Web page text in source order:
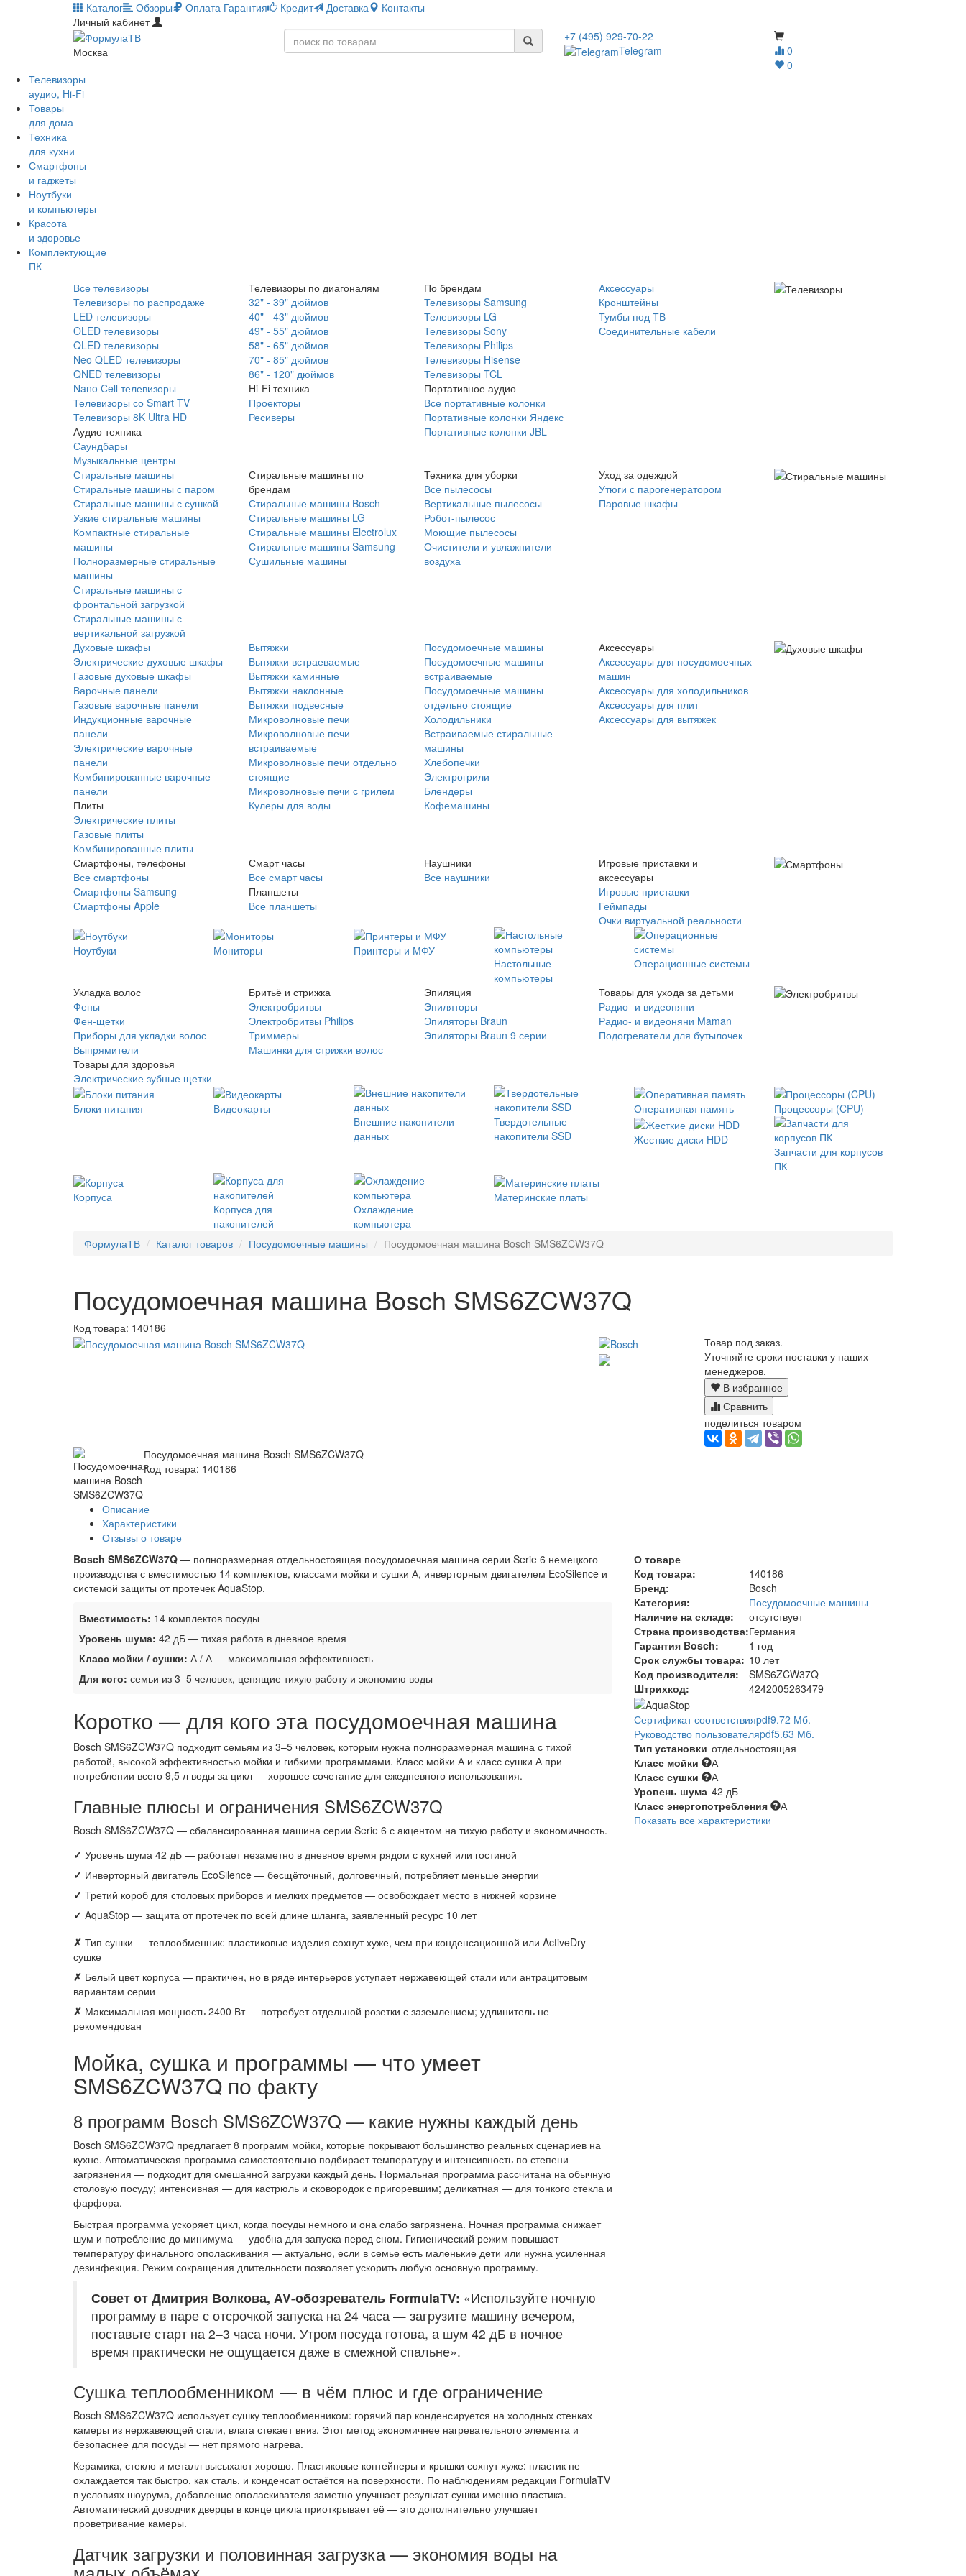
Каталог Обзоры Оплата Гарантия Кредит Доставка
Контакты
Личный кабинет
Москва
0
0
+7 (495) 929-70-22
Telegram
Телевизоры
аудио, Hi-Fi
Товары
для дома
Техника
для кухни
Смартфоны
и гаджеты
Ноутбуки
и компьютеры
Красота
и здоровье
Комплектующие
ПК
Все телевизоры
Телевизоры по распродаже
LED телевизоры
OLED телевизоры
QLED телевизоры
Neo QLED телевизоры
QNED телевизоры
Nano Cell телевизоры
Телевизоры со Smart TV
Телевизоры 8K Ultra HD
Аудио техника
Саундбары
Музыкальные центры
Телевизоры по диагоналям
32" - 39" дюймов
40" - 43" дюймов
49" - 55" дюймов
58" - 65" дюймов
70" - 85" дюймов
86" - 120" дюймов
Hi-Fi техника
Проекторы
Ресиверы
По брендам
Телевизоры Samsung
Телевизоры LG
Телевизоры Sony
Телевизоры Philips
Телевизоры Hisense
Телевизоры TCL
Портативное аудио
Все портативные колонки
Портативные колонки Яндекс
Портативные колонки JBL
Аксессуары
Кронштейны
Тумбы под ТВ
Соединительные кабели
Стиральные машины
Стиральные машины с паром
Стиральные машины с сушкой
Узкие стиральные машины
Компактные стиральные
машины
Полноразмерные стиральные
машины
Стиральные машины с
фронтальной загрузкой
Стиральные машины с
вертикальной загрузкой
Стиральные машины по
брендам
Стиральные машины Bosch
Стиральные машины LG
Стиральные машины Electrolux
Стиральные машины Samsung
Сушильные машины
Техника для уборки
Все пылесосы
Вертикальные пылесосы
Робот-пылесос
Моющие пылесосы
Очистители и увлажнители
воздуха
Уход за одеждой
Утюги с парогенератором
Паровые шкафы
Духовые шкафы
Электрические духовые шкафы
Газовые духовые шкафы
Варочные панели
Газовые варочные панели
Индукционные варочные
панели
Электрические варочные
панели
Комбинированные варочные
панели
Плиты
Электрические плиты
Газовые плиты
Комбинированные плиты
Вытяжки
Вытяжки встраеваемые
Вытяжки каминные
Вытяжки наклонные
Вытяжки подвесные
Микроволновые печи
Микроволновые печи
встраиваемые
Микроволновые печи отдельно
стоящие
Микроволновые печи с грилем
Кулеры для воды
Посудомоечные машины
Посудомоечные машины
встраиваемые
Посудомоечные машины
отдельно стоящие
Холодильники
Встраиваемые стиральные
машины
Хлебопечки
Электрогрили
Блендеры
Кофемашины
Аксессуары
Аксессуары для посудомоечных
машин
Аксессуары для холодильников
Аксессуары для плит
Аксессуары для вытяжек
Смартфоны, телефоны
Все смартфоны
Смартфоны Samsung
Смартфоны Apple
Смарт часы
Все смарт часы
Планшеты
Все планшеты
Наушники
Все наушники
Игровые приставки и
аксессуары
Игровые приставки
Геймпады
Очки виртуальной реальности
Ноутбуки Мониторы
Принтеры и МФУ
Настольные
компьютеры
Операционные системы
Укладка волос
Фены
Фен-щетки
Приборы для укладки волос
Выпрямители
Товары для здоровья
Электрические зубные щетки
Бритьё и стрижка
Электробритвы
Электробритвы Philips
Триммеры
Машинки для стрижки волос
Эпиляция
Эпиляторы
Эпиляторы Braun
Эпиляторы Braun 9 серии
Товары для ухода за детьми
Радио- и видеоняни
Радио- и видеоняни Maman
Подогреватели для бутылочек
Блоки питания
Видеокарты
Внешние накопители
данных
Твердотельные
накопители SSD
Оперативная память Процессоры (CPU)
Жесткие диски HDD
Запчасти для корпусов
ПК
Корпуса
Корпуса для
накопителей
Охлаждение
компьютера
Материнские платы
ФормулаТВ Каталог товаров Посудомоечные машины Посудомоечная машина Bosch SMS6ZCW37Q
Посудомоечная машина Bosch SMS6ZCW37Q
Код товара: 140186
Товар под заказ.
Уточняйте сроки поставки у наших
менеджеров.
В избранное
Сравнить
поделиться товаром
Посудомоечная машина Bosch SMS6ZCW37Q
Код товара: 140186
Описание
Характеристики
Отзывы о товаре
О товаре
Код товара:
140186
Бренд:
Bosch
Категория:
Посудомоечные машины
Наличие на складе:
отсутствует
Страна производства:Германия
Гарантия Bosch:
1 год
Срок службы товара: 10 лет
Код производителя:
SMS6ZCW37Q
Штрихкод:
4242005263479
Сертификат соответствияpdf9.72 Мб.
Руководство пользователяpdf5.63 Мб.
Тип установки отдельностоящая
Класс мойки
А
Класс сушки
А
Уровень шума 42 дБ
Класс энергопотребления
А
Показать все характеристики
Bosch SMS6ZCW37Q — полноразмерная отдельностоящая посудомоечная машина серии Serie 6 немецкого
производства с вместимостью 14 комплектов, классами мойки и сушки А, инверторным двигателем EcoSilence и
системой защиты от протечек AquaStop.
Вместимость: 14 комплектов посуды
Уровень шума: 42 дБ — тихая работа в дневное время
Класс мойки / сушки: А / А — максимальная эффективность
Для кого: семьи из 3–5 человек, ценящие тихую работу и экономию воды
Коротко — для кого эта посудомоечная машина
Bosch SMS6ZCW37Q подходит семьям из 3–5 человек, которым нужна полноразмерная машина с тихой
работой, высокой эффективностью мойки и гибкими программами. Класс мойки А и класс сушки А при
потреблении всего 9,5 л воды за цикл — хорошее сочетание для ежедневного использования.
Главные плюсы и ограничения SMS6ZCW37Q
Bosch SMS6ZCW37Q — сбалансированная машина серии Serie 6 с акцентом на тихую работу и экономичность.
✓ Уровень шума 42 дБ — работает незаметно в дневное время рядом с кухней или гостиной
✓ Инверторный двигатель EcoSilence — бесщёточный, долговечный, потребляет меньше энергии
✓ Третий короб для столовых приборов и мелких предметов — освобождает место в нижней корзине
✓ AquaStop — защита от протечек по всей длине шланга, заявленный ресурс 10 лет
✗ Тип сушки — теплообменник: пластиковые изделия сохнут хуже, чем при конденсационной или ActiveDry-
сушке
✗ Белый цвет корпуса — практичен, но в ряде интерьеров уступает нержавеющей стали или антрацитовым
вариантам серии
✗ Максимальная мощность 2400 Вт — потребует отдельной розетки с заземлением; удлинитель не
рекомендован
Мойка, сушка и программы — что умеет
SMS6ZCW37Q по факту
8 программ Bosch SMS6ZCW37Q — какие нужны каждый день
Bosch SMS6ZCW37Q предлагает 8 программ мойки, которые покрывают большинство реальных сценариев на
кухне. Автоматическая программа самостоятельно подбирает температуру и интенсивность по степени
загрязнения — подходит для смешанной загрузки каждый день. Нормальная программа рассчитана на обычную
столовую посуду; интенсивная — для кастрюль и сковородок с пригоревшим; деликатная — для тонкого стекла и
фарфора.
Быстрая программа ускоряет цикл, когда посуды немного и она слабо загрязнена. Ночная программа снижает
шум и потребление до минимума — удобна для запуска перед сном. Гигиенический режим повышает
температуру финального ополаскивания — актуально, если в семье есть маленькие дети или нужна усиленная
дезинфекция. Режим сокращения длительности позволяет ускорить любую основную программу.
Совет от Дмитрия Волкова, AV-обозреватель FormulaTV: «Используйте ночную
программу в паре с отсрочкой запуска на 24 часа — загрузите машину вечером,
поставьте старт на 2–3 часа ночи. Утром посуда готова, а шум 42 дБ в ночное
время практически не ощущается даже в смежной спальне».
Сушка теплообменником — в чём плюс и где ограничение
Bosch SMS6ZCW37Q использует сушку теплообменником: горячий пар конденсируется на холодных стенках
камеры из нержавеющей стали, влага стекает вниз. Этот метод экономичнее нагревательного элемента и
безопаснее для посуды — нет прямого нагрева.
Керамика, стекло и металл высыхают хорошо. Пластиковые контейнеры и крышки сохнут хуже: пластик не
охлаждается так быстро, как сталь, и конденсат остаётся на поверхности. По наблюдениям редакции FormulaTV
в условиях шоурума, добавление ополаскивателя заметно улучшает результат сушки именно пластика.
Автоматический доводчик дверцы в конце цикла приоткрывает её — это дополнительно улучшает
проветривание камеры.
Датчик загрузки и половинная загрузка — экономия воды на